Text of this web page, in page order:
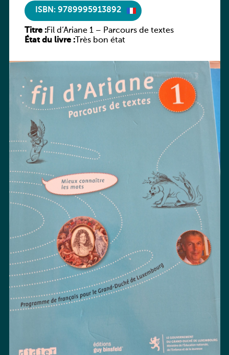
ISBN: 9789995913892
Titre :Fil d’Ariane 1 – Parcours de textes
État du livre :Très bon état